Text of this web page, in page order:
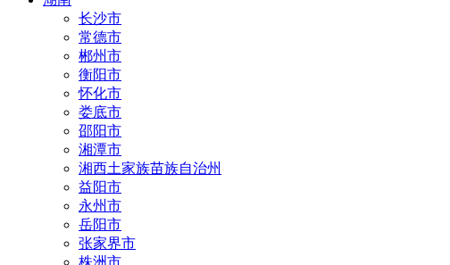
长沙市
常德市
郴州市
衡阳市
怀化市
娄底市
邵阳市
湘潭市
湘西土家族苗族自治州
益阳市
永州市
岳阳市
张家界市
株洲市